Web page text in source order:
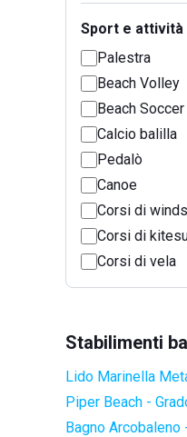
Sport e attività
Palestra
Beach Volley
Beach Soccer
Calcio balilla
Pedalò
Canoe
Corsi di
Corsi di
Corsi di vela
Stabilimenti
Lido Marinella
Piper Beach -
Bagno Arcobaleno